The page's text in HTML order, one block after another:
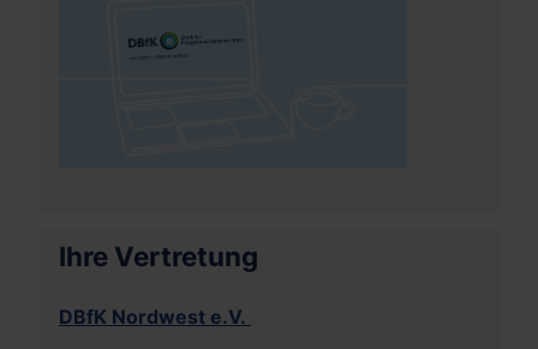
Ihre Vertretung
DBfK Nordwest e.V.